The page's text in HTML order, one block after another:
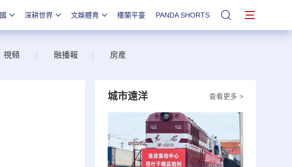
深耕世界 文娛體育 樓蘭平臺 PANDA SHORTS 站內搜索
視頻 融播報 房産
查看更多 >
城市遠洋